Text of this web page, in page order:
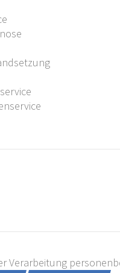
Verarbeitung